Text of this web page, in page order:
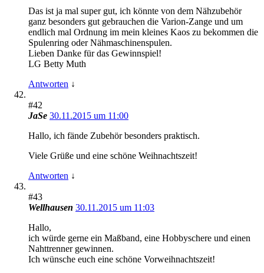
Das ist ja mal super gut, ich könnte von dem Nähzubehör
ganz besonders gut gebrauchen die Varion-Zange und um
endlich mal Ordnung im mein kleines Kaos zu bekommen die
Spulenring oder Nähmaschinenspulen.
Lieben Danke für das Gewinnspiel!
LG Betty Muth
Antworten ↓
#42
JaSe 30.11.2015 um 11:00
Hallo, ich fände Zubehör besonders praktisch.
Viele Grüße und eine schöne Weihnachtszeit!
Antworten ↓
#43
Wellhausen 30.11.2015 um 11:03
Hallo,
ich würde gerne ein Maßband, eine Hobbyschere und einen
Nahttrenner gewinnen.
Ich wünsche euch eine schöne Vorweihnachtszeit!